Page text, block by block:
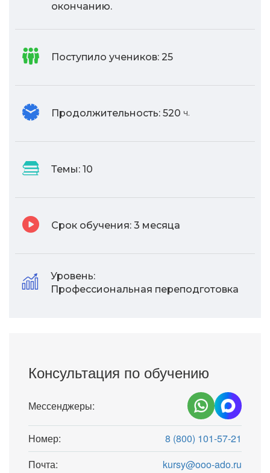
окончанию.
Поступило учеников: 25
Продолжительность: 520 ч.
Темы: 10
Срок обучения: 3 месяца
Уровень:
Профессиональная переподготовка
Консультация по обучению
Мессенджеры:
Номер:
8 (800) 101-57-21
Почта:
kursy@ooo-ado.ru